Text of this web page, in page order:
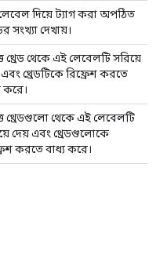
দিয়ে ট্যাগ করা অপঠিত
সংখ্যা দেখায়।
থ্রেড থেকে এই লেবেলটি সরিয়ে
থ্রেডটিকে রিফ্রেশ করতে
করে।
থ্রেডগুলো থেকে এই লেবেলটি
দেয় এবং থ্রেডগুলোকে
করতে বাধ্য করে।